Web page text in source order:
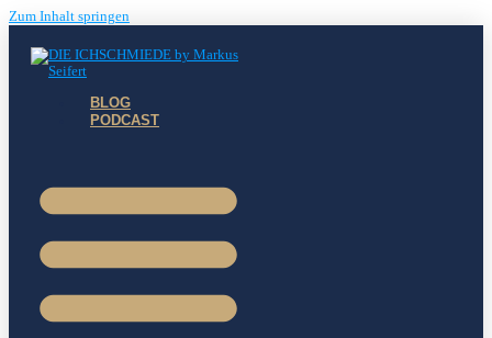
Zum Inhalt springen
BLOG
PODCAST